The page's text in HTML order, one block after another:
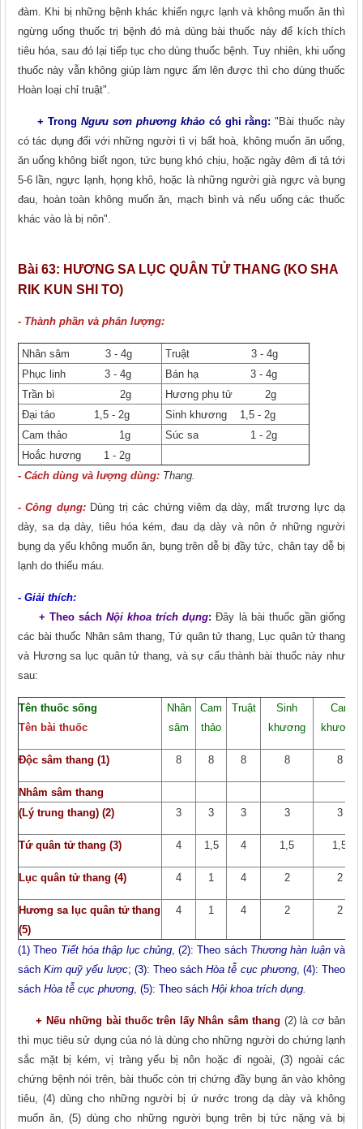
đàm. Khi bị những bệnh khác khiến ngực lạnh và không muốn ǎn thì
ngừng uống thuốc trị bệnh đó mà dùng bài thuốc này để kích thích
tiêu hóa, sau đó lại tiếp tục cho dùng thuốc bệnh. Tuy nhiên, khi uống
thuốc này vẫn không giúp làm ngực ấm lên được thì cho dùng thuốc
Hoàn loại chỉ truật".
+ TrongNgưu sơn phương khảocó ghi rằng:"Bài thuốc này
có tác dụng đối với những người tì vị bất hoà, không muốn ǎn uống,
ǎn uống không biết ngon, tức bụng khó chịu, hoặc ngày đêm đi tả tới
5-6 lần, ngực lạnh, họng khô, hoặc là những người già ngực và bụng
đau, hoàn toàn không muốn ǎn, mạch bình và nếu uống các thuốc
khác vào là bị nôn".
Bài 63: HƯƠNG SA LỤC QUÂN TỬ THANG (KO SHA
RIK KUN SHI TO)
- Thành phần và phân lượng:
Nhân sâm 3 - 4g
Truật 3 - 4g
Phục linh 3 - 4g
Bán hạ 3 - 4g
Trần bì 2g
Hương phụ tử 2g
Đại táo 1,5 - 2g
Sinh khương 1,5 - 2g
Cam thảo 1g
Súc sa 1 - 2g
Hoắc hương 1 - 2g
- Cách dùng và lượng dùng: Thang.
- Công dụng:Dùng trị các chứng viêm dạ dày, mất trương lực dạ
dày, sa dạ dày, tiêu hóa kém, đau dạ dày và nôn ở những người
bụng dạ yếu không muốn ǎn, bụng trên dễ bị đầy tức, chân tay dễ bị
lạnh do thiếu máu.
- Giải thích:
+ Theo sách Nội khoa trích dụng:Đây là bài thuốc gần giống
các bài thuốc Nhân sâm thang, Tứ quân tử thang, Lục quân tử thang
và Hương sa lục quân tử thang, và sự cấu thành bài thuốc này như
sau:
Tên thuốc sống
Tên bài thuốc
Nhân
sâm
Cam
thảo
Truật
Sinh
khương
Can
khương
Độc sâm thang (1) 8 8 8 8 8
Nhâm sâm thang
(Lý trung thang) (2)
3 3 3 3 3
Tứ quân tử thang (3) 4 1,5 4 1,5 1,5
Lục quân tử thang (4) 4 1 4 2 2
Hương sa lục quân tử thang
(5)
4 1 4 2 2
(1) Theo Tiết hóa thập lục chủng, (2): Theo sách Thương hàn luậnvà
sáchKim quỹ yếu lược; (3): Theo sáchHòa tễ cục phương, (4): Theo
sách Hòa tễ cục phương, (5): Theo sách Hội khoa trích dụng.
+ Nếu những bài thuốc trên lấy Nhân sâm thang (2) là cơ bản
thì mục tiêu sử dụng của nó là dùng cho những người do chứng lạnh
sắc mặt bị kém, vị tràng yếu bị nôn hoặc đi ngoài, (3) ngoài các
chứng bệnh nói trên, bài thuốc còn trị chứng đầy bụng ǎn vào không
tiêu, (4) dùng cho những người bị ứ nước trong dạ dày và không
muốn ǎn, (5) dùng cho những người bụng trên bị tức nặng và bị